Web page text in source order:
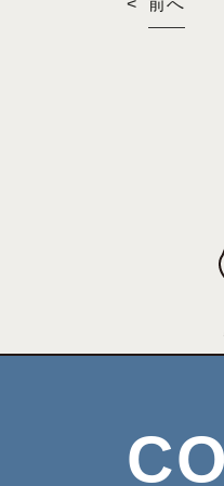
< 前へ